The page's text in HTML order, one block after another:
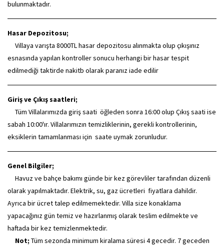
bulunmaktadır.
Hasar Depozitosu;
Villaya varışta 8000TL hasar depozitosu alınmakta olup çıkışınız
esnasında yapılan kontroller sonucu herhangi bir hasar tespit
edilmediği taktirde nakitb olarak paranız iade edilir
Giriş ve Çıkış saatleri;
Tüm Villalarımızda giriş saati öğleden sonra 16:00 olup Çıkış saati ise
sabah 10:00'ır. Villalarımızın temizliklerinin, gerekli kontrollerinin,
eksiklerin tamamlanması için saate uymak zorunludur.
Genel Bilgiler;
Havuz ve bahçe bakımı günde bir kez görevliler tarafından düzenli
olarak yapılmaktadır. Elektrik, su, gaz ücretleri fiyatlara dahildir.
Ayrıca bir ücret talep edilmemektedir. Villa size konaklama
yapacağınız gün temiz ve hazırlanmış olarak teslim edilmekte ve
haftada bir kez temizlenmektedir.
Not; Tüm sezonda minimum kiralama süresi 4 gecedir. 7 geceden